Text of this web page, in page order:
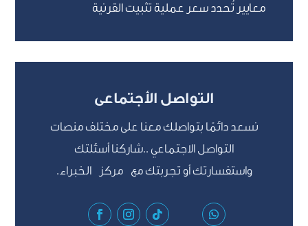
معايير تُحدد سعر عملية تثبيت القرنية
التواصل الأجتماعى
نسعد دائمًا بتواصلك معنا على مختلف منصات
التواصل الاجتماعي ..شاركنا أسئلتك
واستفسارتك أو تجربتك مع مركز الخبراء.